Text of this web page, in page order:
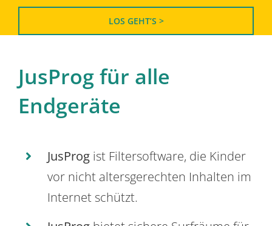
LOS GEHT’S >
JusProg für alle
Endgeräte
JusProg ist Filtersoftware, die Kinder
vor nicht altersgerechten Inhalten im
Internet schützt.